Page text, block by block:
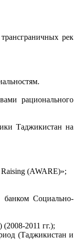
рек
рационального
Таджикистан на
(AWARE)»;
Социально-
2011 гг.);
(Таджикистан и